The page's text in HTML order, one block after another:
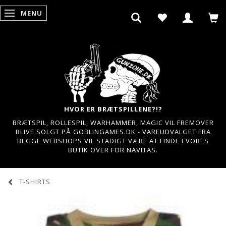
SKIFTE NAVIGATION
MENU
HVOR ER BRÆTSPILLENE?!?
BRÆTSPIL, ROLLESPIL, WARHAMMER, MAGIC VIL FREMOVER
BLIVE SOLGT PÅ GOBLINGAMES.DK - VAREUDVALGET FRA
BEGGE WEBSHOPS VIL STADIGT VÆRE AT FINDE I VORES
BUTIK OVER FOR NAVITAS.
T-SHIRTS